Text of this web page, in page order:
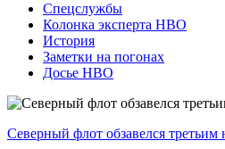
Спецслужбы
Колонка эксперта НВО
История
Заметки на погонах
Досье НВО
Северный флот обзавелся